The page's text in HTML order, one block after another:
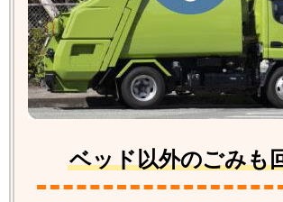
ベッド以外のごみも